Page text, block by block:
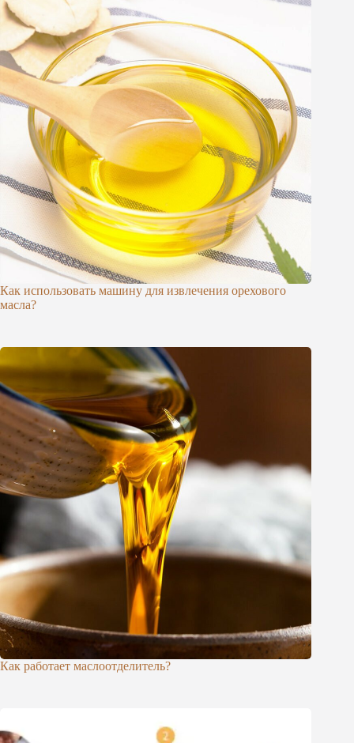
Как использовать машину для извлечения орехового
масла?
Как работает маслоотделитель?